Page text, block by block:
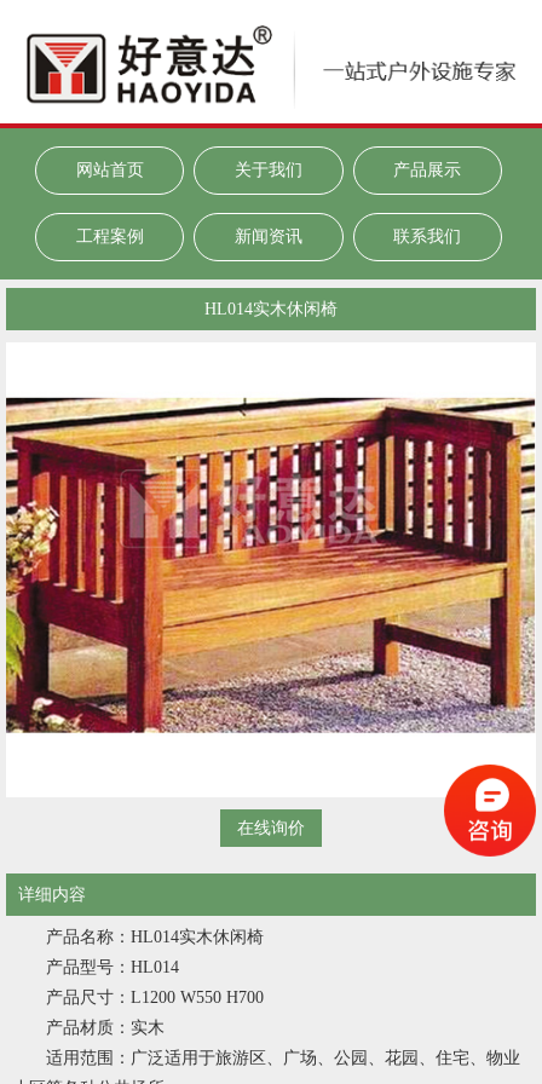
网站首页 关于我们 产品展示
工程案例 新闻资讯 联系我们
HL014实木休闲椅
在线询价
详细内容
产品名称：HL014实木休闲椅
产品型号：HL014
产品尺寸：L1200 W550 H700
产品材质：实木
适用范围：广泛适用于旅游区、广场、公园、花园、住宅、物业